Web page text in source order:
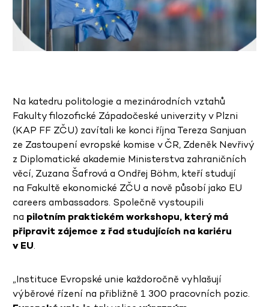
Na katedru politologie a mezinárodních vztahů
Fakulty filozofické Západočeské univerzity v Plzni
(KAP FF ZČU) zavítali ke konci října Tereza Sanjuan
ze Zastoupení evropské komise v ČR, Zdeněk Nevřivý
z Diplomatické akademie Ministerstva zahraničních
věcí, Zuzana Šafrová a Ondřej Böhm, kteří studují
na Fakultě ekonomické ZČU a nově působí jako EU
careers ambassadors. Společně vystoupili
na pilotním praktickém workshopu, který má
připravit zájemce z řad studujících na kariéru
v EU.
„Instituce Evropské unie každoročně vyhlašují
výběrové řízení na přibližně 1 300 pracovních pozic.